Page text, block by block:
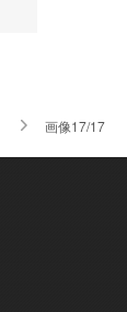
画像17/17